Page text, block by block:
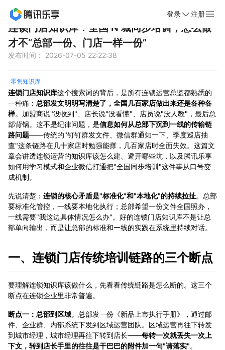
登录 注册
首页 新闻动态
连锁门店知识库：全国 N 城同步培训，怎么做
才不“总部一份、门店一样一份”
发布时间： 2026-07-05 22:22:38
零售知识库
连锁门店知识库这个搜索词的背后，是所有连锁运营总监都熟悉的
一种痛： 总部发文明明写清楚了，全国几百家店做出来还是各种各
样。加盟商说"没收到"、店长说"没看懂"、店员说"没人教"，最后总
部背锅。这不是纪律问题，是信息如何从总部下沉到一线的传输链
路问题——传统的"钉钉群发文件、微信群通知一下、季度巡店抽
查"这条链路在几十家店时勉强能撑，几百家店时全面失效。这篇文
章会讲透连锁运营的知识库该怎么建、避开哪些坑，以及腾讯乐享
如何用学习模式和企业微信打通把"全国同步培训"这件事从口号变
成机制。
先说清楚： 连锁的核心矛盾是"标准化"和"本地化"的持续拉扯。总部
要标准化管控，一线要本地化执行；总部希望一份文件全国照办，
一线需要"我这边具体情况怎么办"。好的连锁门店知识库不是让总
部单向输出，而是让总部的标准和一线的实践在系统里持续对话。
一、连锁门店传统培训链路的三个断点
要理解连锁知识库该做什么，先看看传统链路是怎么断的。这三个
断点在连锁企业里非常普遍。
断点一：总部到区域。总部发一份《新品上市执行手册》，通过邮
件、企业群、内部系统下发到区域运营团队。区域运营再往下转发
到城市经理，城市经理再往下转到店长——每转一次就丢失一次上
下文，转到店长手里的往往是干巴巴的附件加一句"请落实"。